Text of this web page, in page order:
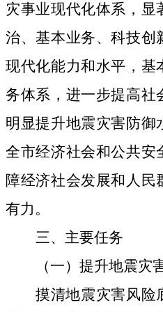
灾事业现代化体系， 显
治、基本业务、科技创
现代化能力和水平，基
务体系，进一步提高社
明显提升地震灾害防御
全市经济社会和公共安
障经济社会发展和人民
有力。
三、 主要任务
（一）提升地震灾
摸清地震灾害风险